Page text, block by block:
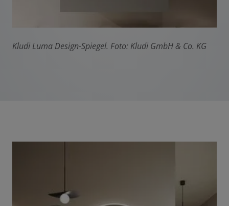
Kludi Luma Design-Spiegel. Foto: Kludi GmbH & Co. KG